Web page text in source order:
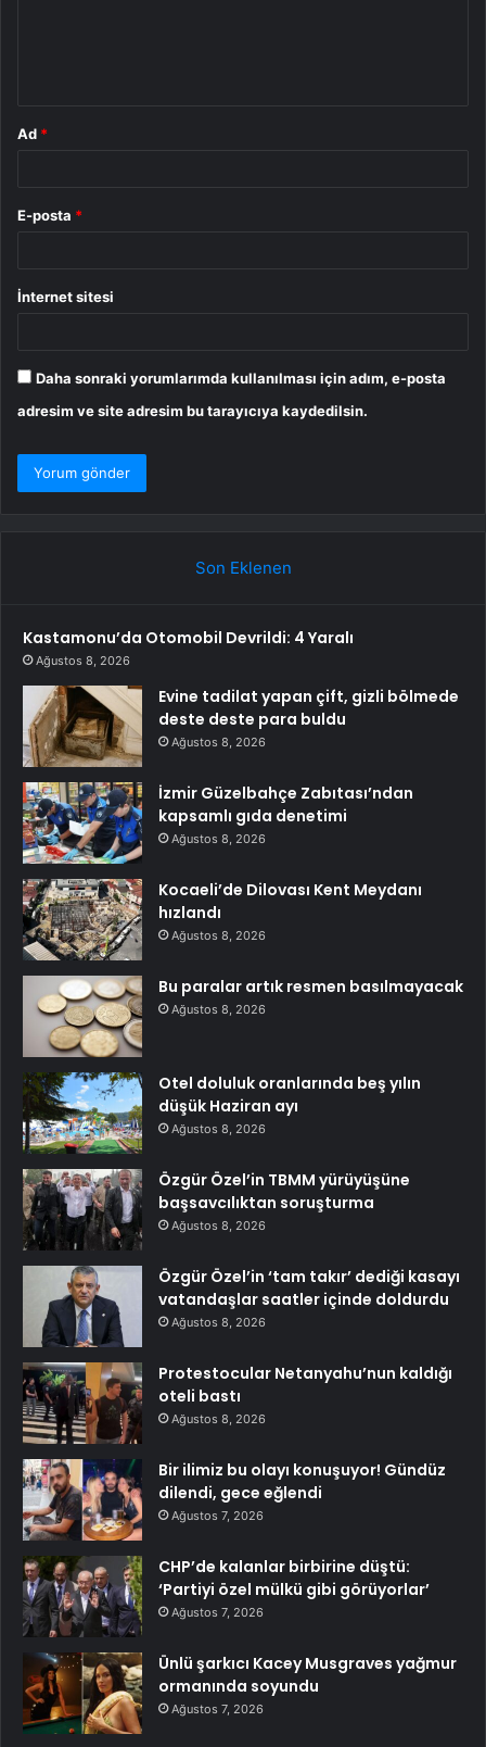
Ad *
E-posta *
İnternet sitesi
Daha sonraki yorumlarımda kullanılması için adım, e-posta
adresim ve site adresim bu tarayıcıya kaydedilsin.
Son Eklenen
Kastamonu’da Otomobil Devrildi: 4 Yaralı
Ağustos 8, 2026
Evine tadilat yapan çift, gizli bölmede
deste deste para buldu
Ağustos 8, 2026
İzmir Güzelbahçe Zabıtası’ndan
kapsamlı gıda denetimi
Ağustos 8, 2026
Kocaeli’de Dilovası Kent Meydanı
hızlandı
Ağustos 8, 2026
Bu paralar artık resmen basılmayacak
Ağustos 8, 2026
Otel doluluk oranlarında beş yılın
düşük Haziran ayı
Ağustos 8, 2026
Özgür Özel’in TBMM yürüyüşüne
başsavcılıktan soruşturma
Ağustos 8, 2026
Özgür Özel’in ‘tam takır’ dediği kasayı
vatandaşlar saatler içinde doldurdu
Ağustos 8, 2026
Protestocular Netanyahu’nun kaldığı
oteli bastı
Ağustos 8, 2026
Bir ilimiz bu olayı konuşuyor! Gündüz
dilendi, gece eğlendi
Ağustos 7, 2026
CHP’de kalanlar birbirine düştü:
‘Partiyi özel mülkü gibi görüyorlar’
Ağustos 7, 2026
Ünlü şarkıcı Kacey Musgraves yağmur
ormanında soyundu
Ağustos 7, 2026